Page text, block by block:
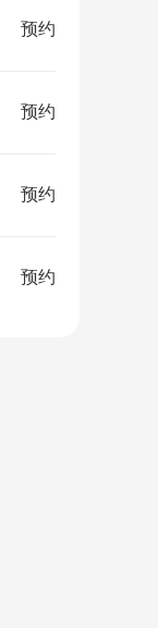
预约
预约
预约
预约